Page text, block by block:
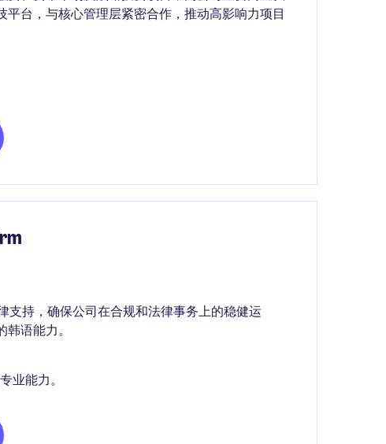
台，与核心管理层紧密合作，推动高影响力项目
持，确保公司在合规和法律事务上的稳健运
语能力。
业能力。